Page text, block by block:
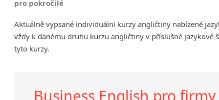
Děčín
Hodonín
Prostějov
pro pokročilé
Aktuálně vypsané individuální kurzy angličtiny nabízené
vždy k danému druhu kurzu angličtiny v příslušné
tyto kurzy.
Business English pro